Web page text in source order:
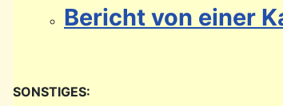
Bericht von einer
SONSTIGES: